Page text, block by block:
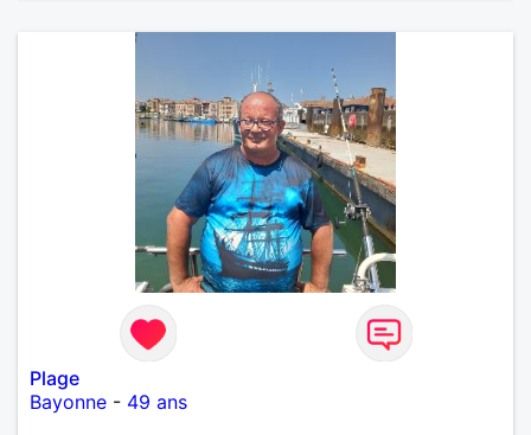
Plage
Bayonne - 49 ans